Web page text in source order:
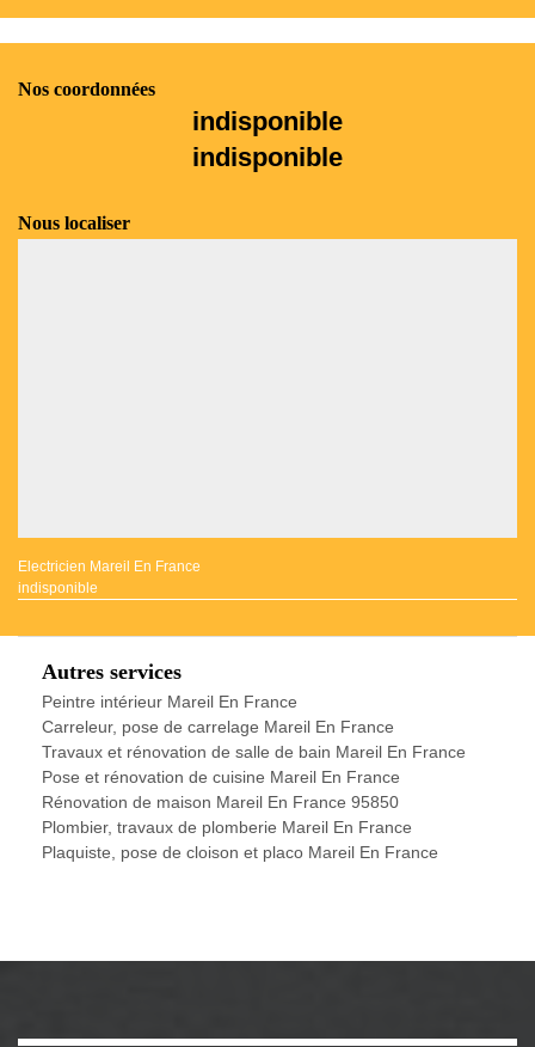
Nos coordonnées
indisponible
indisponible
Nous localiser
Electricien Mareil En France
indisponible
Autres services
Peintre intérieur Mareil En France
Carreleur, pose de carrelage Mareil En France
Travaux et rénovation de salle de bain Mareil En France
Pose et rénovation de cuisine Mareil En France
Rénovation de maison Mareil En France 95850
Plombier, travaux de plomberie Mareil En France
Plaquiste, pose de cloison et placo Mareil En France